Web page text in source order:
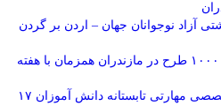
آزاد نوجوانان جهان – اردن بر گردن
افتتاح و کنگ زنی بیش از ۱۰۰۰ طرح در مازندران همزمان با هفته
پایان ۱۰ دوره اردوهای تخصصی مهارتی تابستانه دانش آموزان ۱۷